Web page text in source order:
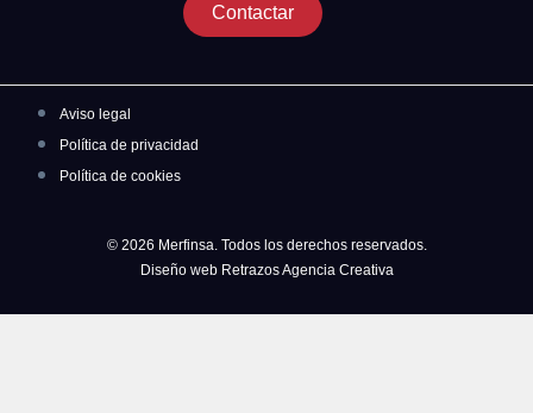
Contactar
Aviso legal
Política de privacidad
Política de cookies
© 2026 Merfinsa. Todos los derechos reservados.
Diseño web Retrazos Agencia Creativa